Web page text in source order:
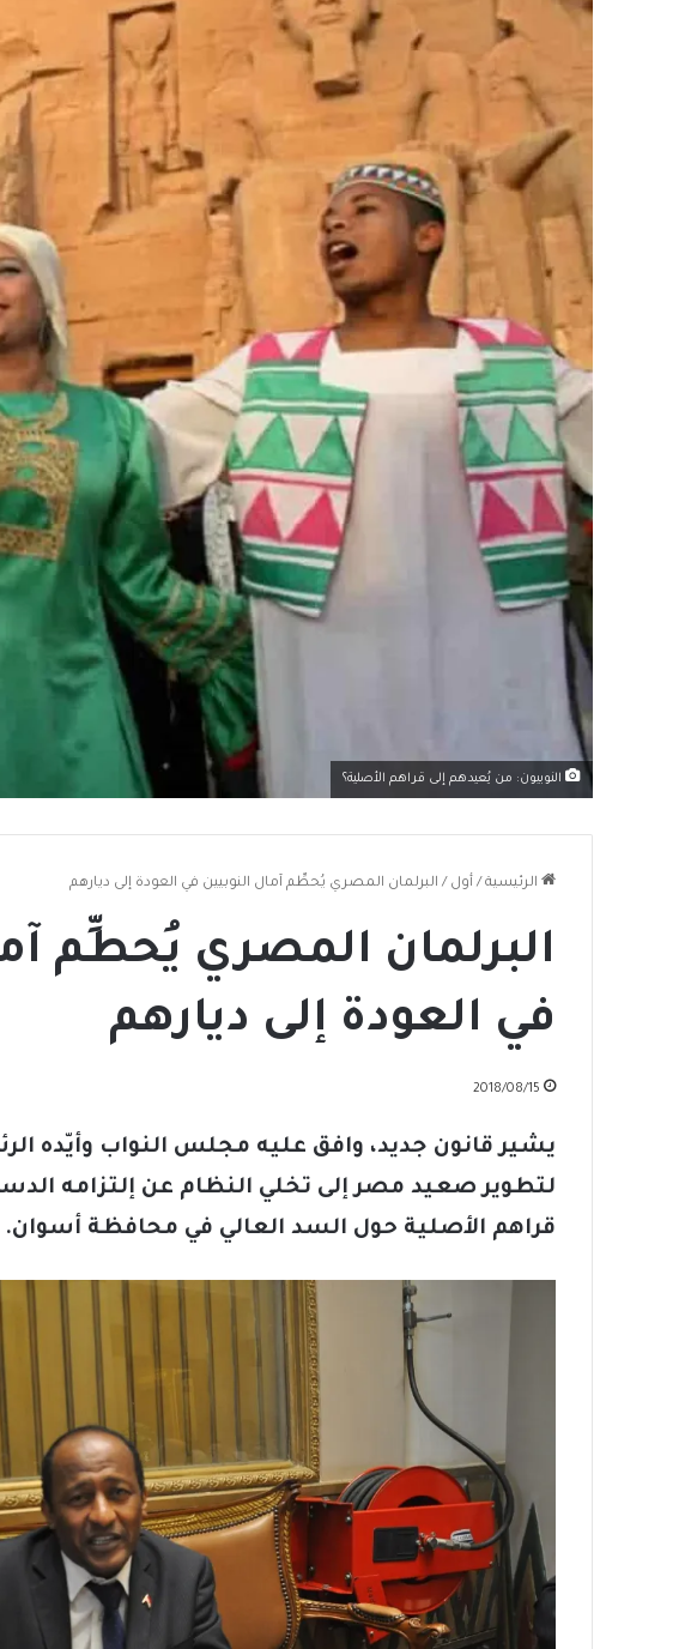
النوبيون: من يُعيدهم إلى قراهم الأصلية؟
الرئيسية / أول / البرلمان المصري يُحطِّم آمال النوبيين في العودة إلى ديارهم
البرلمان المصري يُحطِّم
في العودة إلى ديارهم
2018/08/15
يشير قانون جديد، وافق عليه مجلس النواب وأيّده
لتطوير صعيد مصر إلى تخلي النظام عن إلتزامه
قراهم الأصلية حول السد العالي في محافظة أسوان.